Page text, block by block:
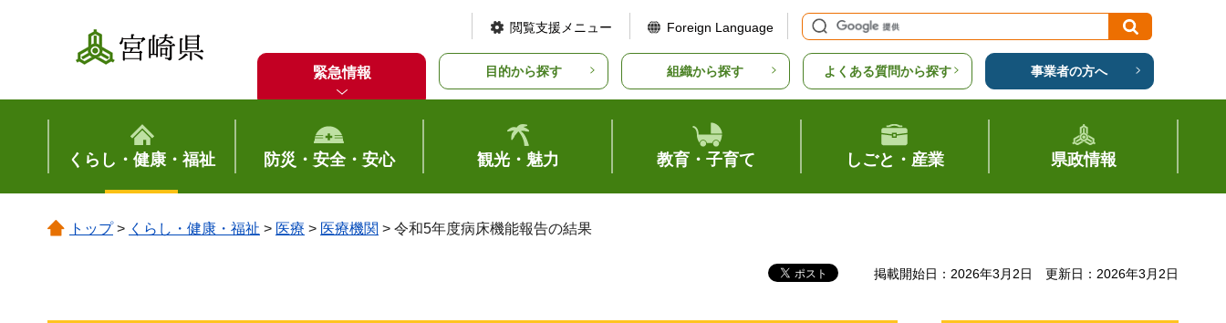
宮崎県
閲覧支援メニュー Foreign Language
緊急情報 目的から探す 組織から探す よくある質問から探す 事業者の方へ
くらし・健康・福祉 防災・安全・安心 観光・魅力 教育・子育て しごと・産業 県政情報
トップ> くらし・健康・福祉 > 医療 > 医療機関 > 令和5年度病床機能報告の結果
掲載開始日：2026年3月2日 更新日：2026年3月2日